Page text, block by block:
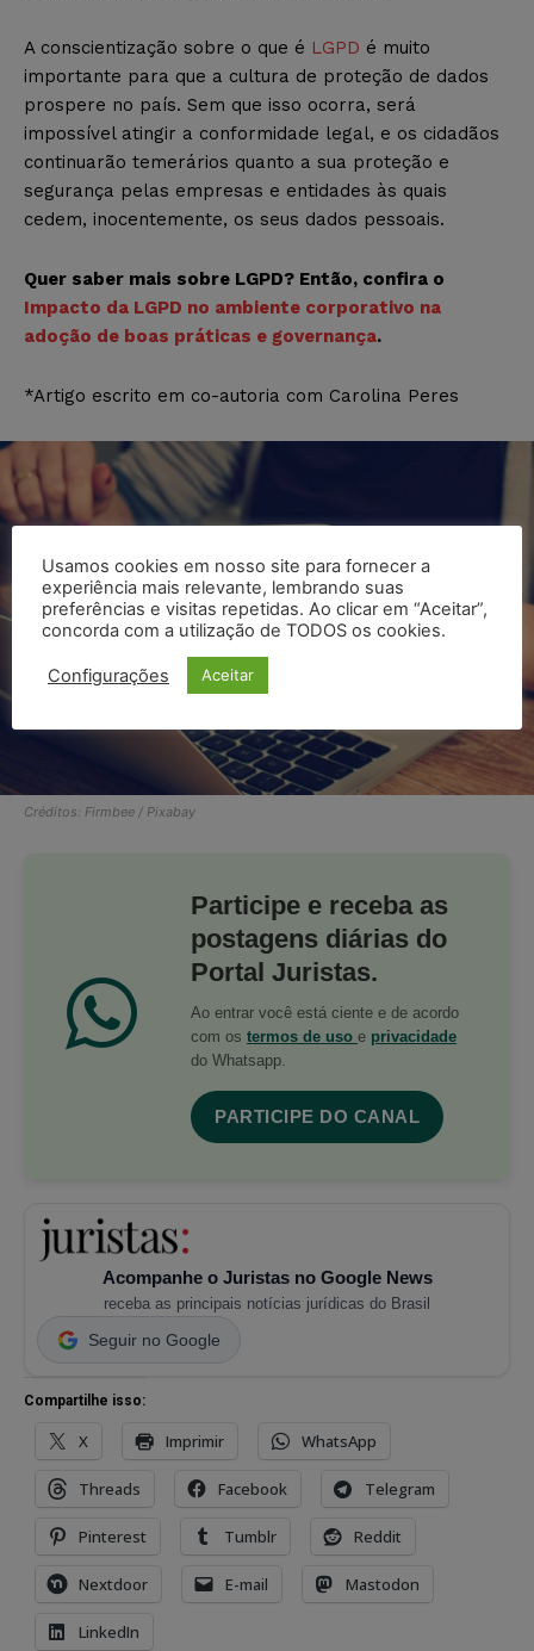
A conscientização sobre o que é LGPD é muito
importante para que a cultura de proteção de dados
prospere no país. Sem que isso ocorra, será
impossível atingir a conformidade legal, e os cidadãos
continuarão temerários quanto a sua proteção e
segurança pelas empresas e entidades às quais
cedem, inocentemente, os seus dados pessoais.
Quer saber mais sobre LGPD? Então, confira o
Impacto da LGPD no ambiente corporativo na
adoção de boas práticas e governança.
*Artigo escrito em co-autoria com Carolina Peres
Créditos: Firmbee / Pixabay
Participe e receba as
postagens diárias do
Portal Juristas.
Ao entrar você está ciente e de acordo
com os termos de uso e privacidade
do Whatsapp.
PARTICIPE DO CANAL
Acompanhe o Juristas no Google News
receba as principais notícias jurídicas do Brasil
Seguir no Google
Compartilhe isso:
X Imprimir WhatsApp
Threads Facebook Telegram
Pinterest Tumblr Reddit
Nextdoor E-mail Mastodon
LinkedIn
Usamos cookies em nosso site para fornecer a
experiência mais relevante, lembrando suas
preferências e visitas repetidas. Ao clicar em “Aceitar”,
concorda com a utilização de TODOS os cookies.
Configurações Aceitar